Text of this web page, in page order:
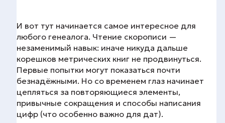
И вот тут начинается самое интересное для
любого генеалога. Чтение скорописи —
незаменимый навык: иначе никуда дальше
корешков метрических книг не продвинуться.
Первые попытки могут показаться почти
безнадёжными. Но со временем глаз начинает
цепляться за повторяющиеся элементы,
привычные сокращения и способы написания
цифр (что особенно важно для дат).